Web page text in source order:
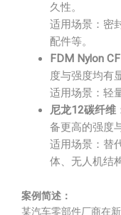
久性。
适用场景：密
配件等。
FDM Nylon
度与强度均有
适用场景：轻
尼龙12碳纤维
备更高的强度
适用场景：替
体、无人机结
案例简述：
某汽车零部件厂商在